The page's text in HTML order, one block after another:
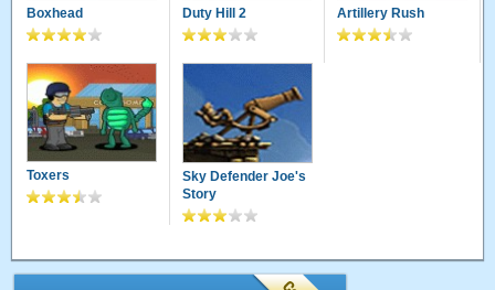
Boxhead Duty Hill 2 Artillery Rush
Toxers
Sky Defender Joe's
Story